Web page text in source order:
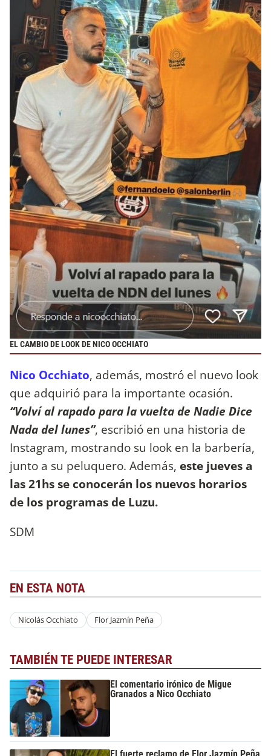
EL CAMBIO DE LOOK DE NICO OCCHIATO
Nico Occhiato, además, mostró el nuevo look
que adquirió para la importante ocasión.
“Volví al rapado para la vuelta de Nadie Dice
Nada del lunes”, escribió en una historia de
Instagram, mostrando su look en la barbería,
junto a su peluquero. Además, este jueves a
las 21hs se conocerán los nuevos horarios
de los programas de Luzu.
SDM
EN ESTA NOTA
Nicolás Occhiato Flor Jazmín Peña
TAMBIÉN TE PUEDE INTERESAR
El comentario irónico de Migue
Granados a Nico Occhiato